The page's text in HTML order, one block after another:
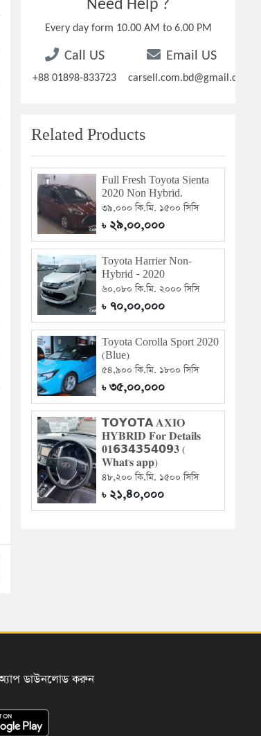
Need Help ?
Every day form 10.00 AM to 6.00 PM
Call US
+88 01898-833723
Email US
carsell.com.bd@gmail.com
Related Products
Full Fresh Toyota Sienta
2020 Non Hybrid.
৩৯,০০০ কি.মি. ১৫০০ সিসি
৳২৯,০০,০০০
Toyota Harrier Non-
Hybrid – 2020
৬০,০৮০ কি.মি. ২০০০ সিসি
৳৭০,০০,০০০
Toyota Corolla Sport 2020
(Blue)
৫৪,৯০০ কি.মি. ১৮০০ সিসি
৳৩৫,০০,০০০
𝗧𝗢𝗬𝗢𝗧𝗔 𝐀𝐗𝐈𝐎
𝐇𝐘𝐁𝐑𝐈𝐃 𝐅𝐨𝐫 𝐃𝐞𝐭𝐚𝐢𝐥𝐬
𝟎𝟏𝟲𝟯𝟰𝟯𝟱𝟰𝟬𝟵𝟑 (
𝐖𝐡𝐚𝐭'𝐬 𝐚𝐩𝐩)
৪৮,২০০ কি.মি. ১৫০০ সিসি
৳২১,৪০,০০০
ডাউনলোড করুন